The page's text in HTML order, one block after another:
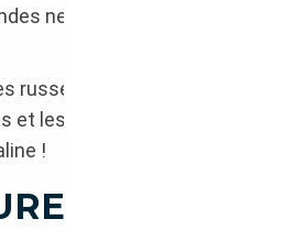
ne sont toujours pas à ce
russes, elles cumulent les
et les prix abordables… pour
!